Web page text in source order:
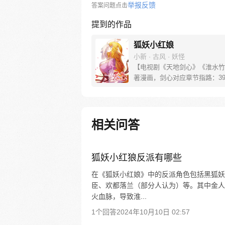
答案问题点击举报反馈
提到的作品
狐妖小红娘
小新 · 古风 · 妖怪
【电视剧《天地剑心》《淮水
著漫画，剑心对应章节指路：
新。）
相关问答
狐妖小红狼反派有哪些
在《狐妖小红娘》中的反派角色包括黑狐
臣、欢都落兰（部分人认为）等。其中金
火血脉，导致淮...
1个回答2024年10月10日 02:57